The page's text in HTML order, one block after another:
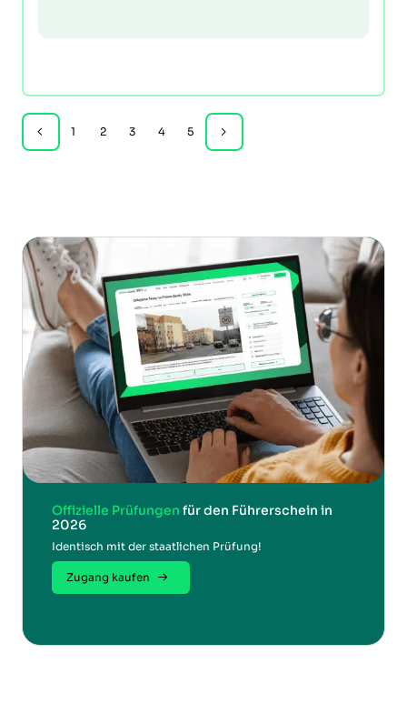
1 2 3 4 5
Offizielle Prüfungen für den Führerschein in
2026
Identisch mit der staatlichen Prüfung!
Zugang kaufen